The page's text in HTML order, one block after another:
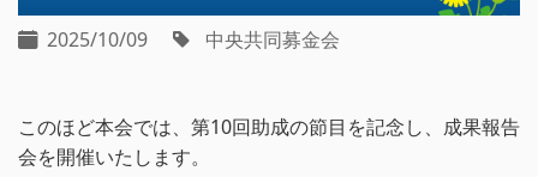
2025/10/09 中央共同募金会
このほど本会では、第10回助成の節目を記念し、成果報告
会を開催いたします。